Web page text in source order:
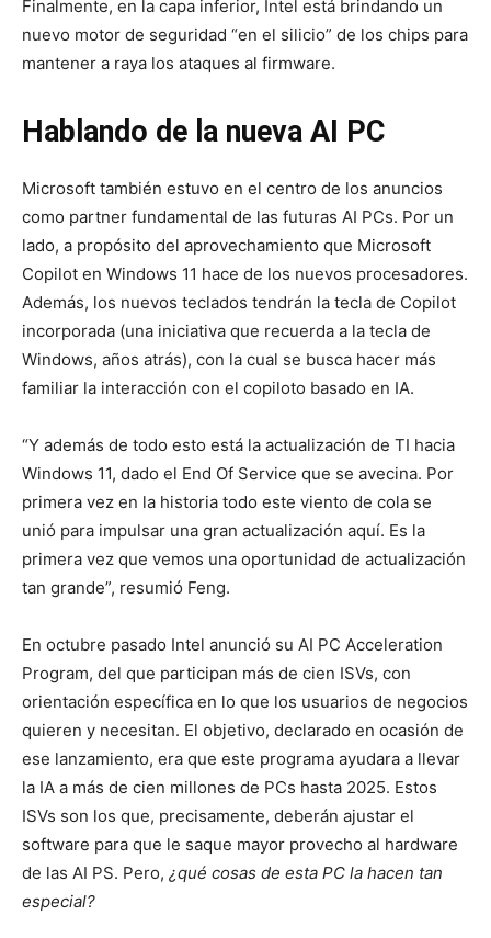
Finalmente, en la capa inferior, Intel está brindando un
nuevo motor de seguridad “en el silicio” de los chips para
mantener a raya los ataques al firmware.
Hablando de la nueva AI PC
Microsoft también estuvo en el centro de los anuncios
como partner fundamental de las futuras AI PCs. Por un
lado, a propósito del aprovechamiento que Microsoft
Copilot en Windows 11 hace de los nuevos procesadores.
Además, los nuevos teclados tendrán la tecla de Copilot
incorporada (una iniciativa que recuerda a la tecla de
Windows, años atrás), con la cual se busca hacer más
familiar la interacción con el copiloto basado en IA.
“Y además de todo esto está la actualización de TI hacia
Windows 11, dado el End Of Service que se avecina. Por
primera vez en la historia todo este viento de cola se
unió para impulsar una gran actualización aquí. Es la
primera vez que vemos una oportunidad de actualización
tan grande”, resumió Feng.
En octubre pasado Intel anunció su AI PC Acceleration
Program, del que participan más de cien ISVs, con
orientación específica en lo que los usuarios de negocios
quieren y necesitan. El objetivo, declarado en ocasión de
ese lanzamiento, era que este programa ayudara a llevar
la IA a más de cien millones de PCs hasta 2025. Estos
ISVs son los que, precisamente, deberán ajustar el
software para que le saque mayor provecho al hardware
de las AI PS. Pero, ¿qué cosas de esta PC la hacen tan
especial?